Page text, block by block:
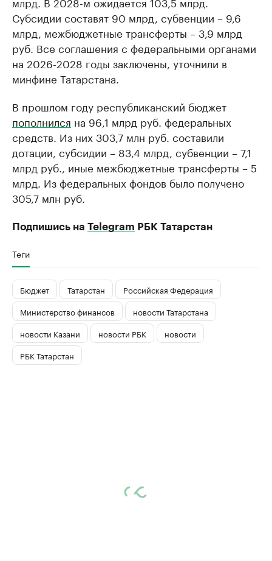
Субсидии составят 90 млрд, субвенции – 9,6
млрд, межбюджетные трансферты – 3,9 млрд
руб. Все соглашения с федеральными органами
на 2026-2028 годы заключены, уточнили в
минфине Татарстана.
В прошлом году республиканский бюджет
пополнился на 96,1 млрд руб. федеральных
средств. Из них 303,7 млн руб. составили
дотации, субсидии – 83,4 млрд, субвенции – 7,1
млрд руб., иные межбюджетные трансферты – 5
млрд. Из федеральных фондов было получено
305,7 млн руб.
Подпишись на Telegram РБК Татарстан
Теги
Бюджет Татарстан
Российская Федерация
Министерство финансов
новости Татарстана
новости Казани
новости РБК
новости
РБК Татарстан